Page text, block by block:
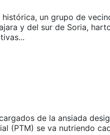
un grupo de
y del sur de Soria,
de la ansiada
(PTM) se va nutriendo